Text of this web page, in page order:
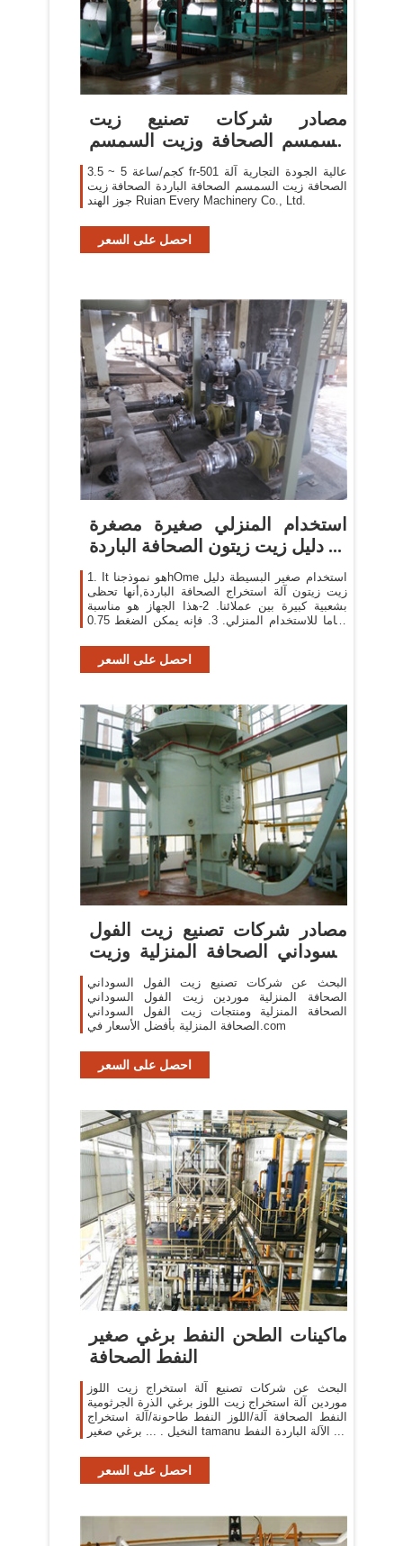
مصادر شركات تصنيع زيت
السمسم الصحافة وزيت السمسم
الصحافة ...
3.5 ~ 5 كجم/ساعة fr-501 عالية الجودة التجارية آلة
الصحافة زيت السمسم الصحافة الباردة الصحافة زيت
جوز الهند Ruian Every Machinery Co., Ltd.
احصل على السعر
استخدام المنزلي صغيرة مصغرة
دليل زيت زيتون الصحافة الباردة ...
1. It هو نموذجناhOme استخدام صغير البسيطة دليل
زيت زيتون آلة استخراج الصحافة الباردة,أنها تحظى
بشعبية كبيرة بين عملائنا. 2-هذا الجهاز هو مناسبة
تماما للاستخدام المنزلي. 3. فإنه يمكن الضغط 0.75
احصل على السعر
مصادر شركات تصنيع زيت الفول
السوداني الصحافة المنزلية وزيت
...
البحث عن شركات تصنيع زيت الفول السوداني
الصحافة المنزلية موردين زيت الفول السوداني
الصحافة المنزلية ومنتجات زيت الفول السوداني
الصحافة المنزلية بأفضل الأسعار في.com
احصل على السعر
ماكينات الطحن النفط برغي صغير
النفط الصحافة
البحث عن شركات تصنيع آلة استخراج زيت اللوز
موردين آلة استخراج زيت اللوز برغي الذرة الجرثومية
النفط الصحافة آلة/اللوز النفط طاحونة/آلة استخراج
النخيل . ... برغي صغير tamanu الآلة الباردة النفط ...
احصل على السعر